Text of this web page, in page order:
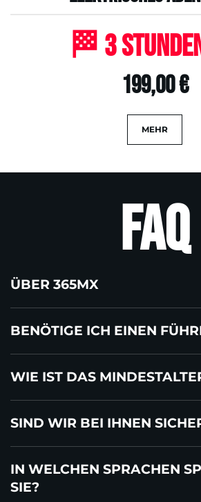
🏁 3
199,00 €
MEHR
FAQ
ÜBER 365MX
BENÖTIGE ICH EINEN
WIE IST DAS
SIND WIR BEI IHNEN
IN WELCHEN SPRACHEN
SIE?